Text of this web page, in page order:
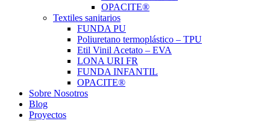
OPACITE®
Textiles sanitarios
FUNDA PU
Poliuretano termoplástico – TPU
Etil Vinil Acetato – EVA
LONA URI FR
FUNDA INFANTIL
OPACITE®
Sobre Nosotros
Blog
Proyectos